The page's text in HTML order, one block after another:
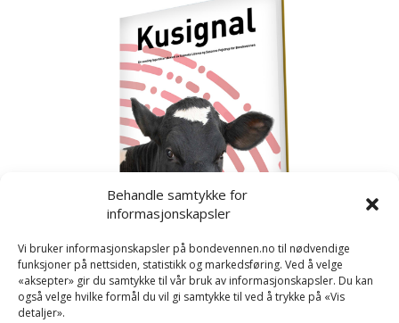
Behandle samtykke for
informasjonskapsler
Vi bruker informasjonskapsler på bondevennen.no til nødvendige
funksjoner på nettsiden, statistikk og markedsføring. Ved å velge
«aksepter» gir du samtykke til vår bruk av informasjonskapsler. Du kan
også velge hvilke formål du vil gi samtykke til ved å trykke på «Vis
detaljer».Kusignal